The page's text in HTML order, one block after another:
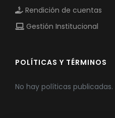
Rendición de cuentas
Gestión Institucional
POLÍTICAS Y TÉRMINOS
No hay políticas publicadas.